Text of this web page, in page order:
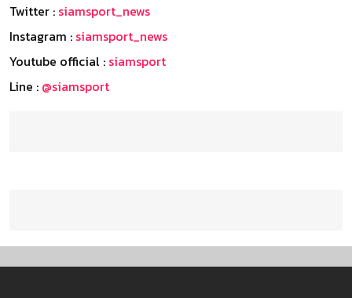
Twitter : siamsport_news
Instagram : siamsport_news
Youtube official : siamsport
Line : @siamsport